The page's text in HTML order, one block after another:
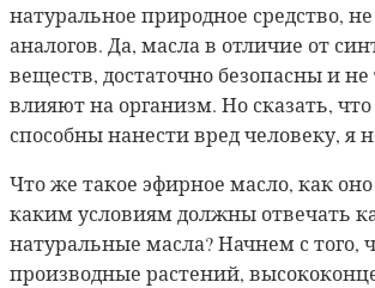
натуральное природное средство,
аналогов. Да, масла в отличие от
веществ, достаточно безопасны и не
влияют на организм. Но сказать,
способны нанести вред человеку, я
Что же такое эфирное масло, как
каким условиям должны отвечать
натуральные масла? Начнем с того,
производные растений,